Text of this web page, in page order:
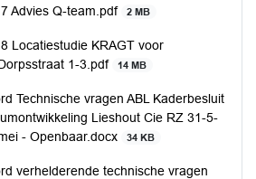
Advies Q-team.pdf 2 MB
Locatiestudie KRAGT voor
1-3.pdf
14 MB
Technische vragen ABL Kaderbesluit
Lieshout Cie RZ 31-5-
- Openbaar.docx
34 KB
verhelderende technische vragen